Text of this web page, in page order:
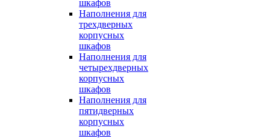
шкафов
Наполнения для
трехдверных
корпусных
шкафов
Наполнения для
четырехдверных
корпусных
шкафов
Наполнения для
пятидверных
корпусных
шкафов